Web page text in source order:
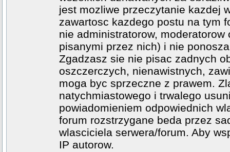
jest mozliwe przeczytanie kazdej
zawartosc kazdego postu na tym
nie administratorow,
pisanymi przez nich) i nie
Zgadzasz sie nie pisac zadnych
oszczerczych, nienawistnych,
moga byc sprzeczne z prawem.
natychmiastowego i trwalego
powiadomieniem odpowiednich
forum rozstrzygane beda przez
wlasciciela serwera/forum. Aby
IP autorow.